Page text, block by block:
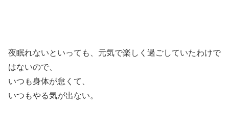
夜眠れないといっても、元気で楽しく過ごしていたわけで
はないので、
いつも身体が怠くて、
いつもやる気が出ない。